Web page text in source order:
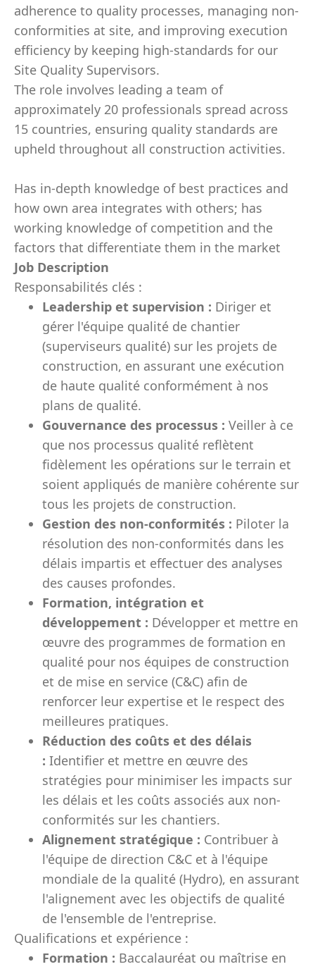
adherence to quality processes, managing non-
conformities at site, and improving execution
efficiency by keeping high-standards for our
Site Quality Supervisors.
The role involves leading a team of
approximately 20 professionals spread across
15 countries, ensuring quality standards are
upheld throughout all construction activities.
Has in-depth knowledge of best practices and
how own area integrates with others; has
working knowledge of competition and the
factors that differentiate them in the market
Job Description
Responsabilités clés :
Leadership et supervision : Diriger et
gérer l'équipe qualité de chantier
(superviseurs qualité) sur les projets de
construction, en assurant une exécution
de haute qualité conformément à nos
plans de qualité.
Gouvernance des processus : Veiller à ce
que nos processus qualité reflètent
fidèlement les opérations sur le terrain et
soient appliqués de manière cohérente sur
tous les projets de construction.
Gestion des non-conformités : Piloter la
résolution des non-conformités dans les
délais impartis et effectuer des analyses
des causes profondes.
Formation, intégration et
développement : Développer et mettre en
œuvre des programmes de formation en
qualité pour nos équipes de construction
et de mise en service (C&C) afin de
renforcer leur expertise et le respect des
meilleures pratiques.
Réduction des coûts et des délais
: Identifier et mettre en œuvre des
stratégies pour minimiser les impacts sur
les délais et les coûts associés aux non-
conformités sur les chantiers.
Alignement stratégique : Contribuer à
l'équipe de direction C&C et à l'équipe
mondiale de la qualité (Hydro), en assurant
l'alignement avec les objectifs de qualité
de l'ensemble de l'entreprise.
Qualifications et expérience :
Formation : Baccalauréat ou maîtrise en